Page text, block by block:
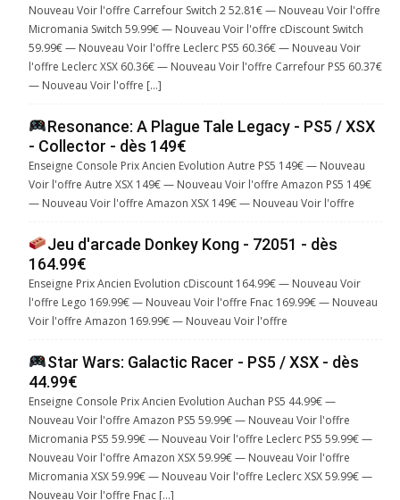
Nouveau Voir l'offre Carrefour Switch 2 52.81€ — Nouveau Voir l'offre
Micromania Switch 59.99€ — Nouveau Voir l'offre cDiscount Switch
59.99€ — Nouveau Voir l'offre Leclerc PS5 60.36€ — Nouveau Voir
l'offre Leclerc XSX 60.36€ — Nouveau Voir l'offre Carrefour PS5 60.37€
— Nouveau Voir l'offre […]
Resonance: A Plague Tale Legacy - PS5 / XSX
- Collector - dès 149€
Enseigne Console Prix Ancien Evolution Autre PS5 149€ — Nouveau
Voir l'offre Autre XSX 149€ — Nouveau Voir l'offre Amazon PS5 149€
— Nouveau Voir l'offre Amazon XSX 149€ — Nouveau Voir l'offre
Jeu d'arcade Donkey Kong - 72051 - dès
164.99€
Enseigne Prix Ancien Evolution cDiscount 164.99€ — Nouveau Voir
l'offre Lego 169.99€ — Nouveau Voir l'offre Fnac 169.99€ — Nouveau
Voir l'offre Amazon 169.99€ — Nouveau Voir l'offre
Star Wars: Galactic Racer - PS5 / XSX - dès
44.99€
Enseigne Console Prix Ancien Evolution Auchan PS5 44.99€ —
Nouveau Voir l'offre Amazon PS5 59.99€ — Nouveau Voir l'offre
Micromania PS5 59.99€ — Nouveau Voir l'offre Leclerc PS5 59.99€ —
Nouveau Voir l'offre Amazon XSX 59.99€ — Nouveau Voir l'offre
Micromania XSX 59.99€ — Nouveau Voir l'offre Leclerc XSX 59.99€ —
Nouveau Voir l'offre Fnac […]